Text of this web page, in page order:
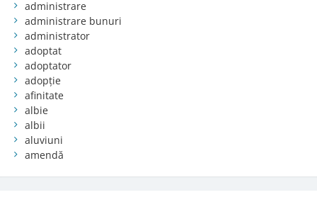
administrare
administrare bunuri
administrator
adoptat
adoptator
adopție
afinitate
albie
albii
aluviuni
amendă